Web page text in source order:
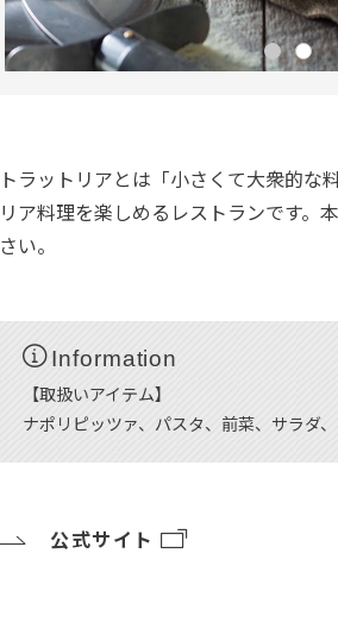
トラットリアとは「小さくて大衆的な
リア料理を楽しめるレストランです。
さい。
Information
【取扱いアイテム】
ナポリピッツァ、パスタ、前菜、サラダ
公式サイト